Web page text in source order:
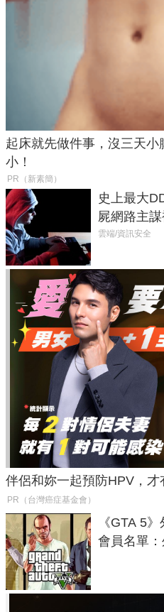
起床就先做件事，沒三天
小！
PR（新素簡）
史上最大
屍網路主
癱瘓全球！
雲端/資訊安全
伴侶和妳一起預防HPV，才
PR（台灣癌症基金會）
《GTA 5
會員名單